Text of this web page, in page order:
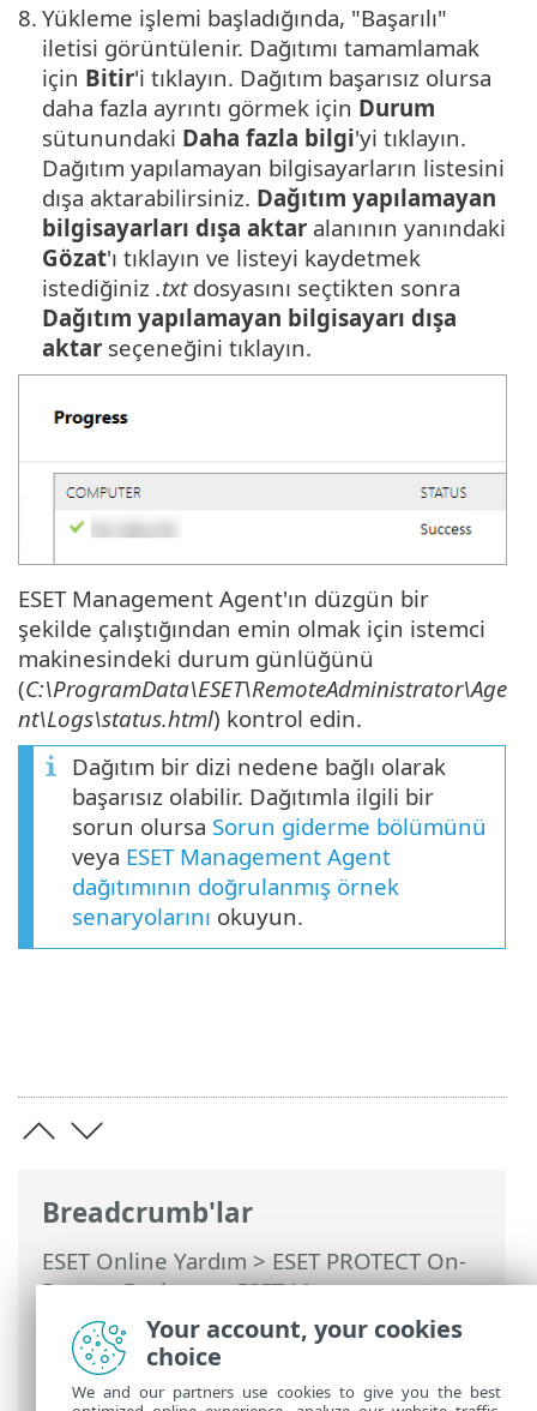
Breadcrumb'lar
ESET Online Yardım > ESET PROTECT On-
Prem>Başlayın>ESET Management
Agent Dağıtımı >Uzaktan dağıtım>ESET
Remote Deployment Tool > Bilgisayarlar
listesini içe aktarma
8. Yükleme işlemi başladığında, "Başarılı"
iletisi görüntülenir. Dağıtımı tamamlamak
için Bitir'i tıklayın. Dağıtım başarısız olursa
daha fazla ayrıntı görmek için Durum
sütunundaki Daha fazla bilgi'yi tıklayın.
Dağıtım yapılamayan bilgisayarların listesini
dışa aktarabilirsiniz. Dağıtım yapılamayan
bilgisayarları dışa aktar alanının yanındaki
Gözat'ı tıklayın ve listeyi kaydetmek
istediğiniz .txtdosyasını seçtikten sonra
Dağıtım yapılamayan bilgisayarı dışa
aktar seçeneğini tıklayın.
ESET Management Agent'ın düzgün bir
şekilde çalıştığından emin olmak için istemci
makinesindeki durum günlüğünü
(C:\ProgramData\ESET\RemoteAdministrator\Age
nt\Logs\status.html) kontrol edin.
Dağıtım bir dizi nedene bağlı olarak
başarısız olabilir. Dağıtımla ilgili bir
sorun olursa Sorun giderme bölümünü
veya ESET Management Agent
dağıtımının doğrulanmış örnek
senaryolarını okuyun.
Your account, your cookies
choice
We and our partners use cookies to give you the best